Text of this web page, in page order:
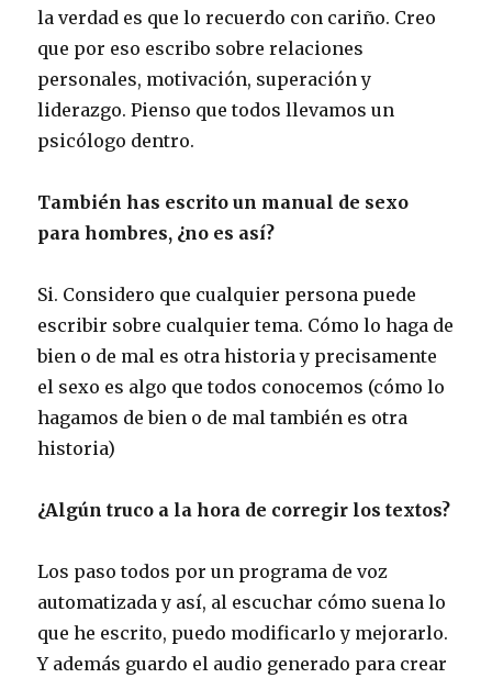
la verdad es que lo recuerdo con cariño. Creo
que por eso escribo sobre relaciones
personales, motivación, superación y
liderazgo. Pienso que todos llevamos un
psicólogo dentro.
También has escrito un manual de sexo
para hombres, ¿no es así?
Si. Considero que cualquier persona puede
escribir sobre cualquier tema. Cómo lo haga de
bien o de mal es otra historia y precisamente
el sexo es algo que todos conocemos (cómo lo
hagamos de bien o de mal también es otra
historia)
¿Algún truco a la hora de corregir los textos?
Los paso todos por un programa de voz
automatizada y así, al escuchar cómo suena lo
que he escrito, puedo modificarlo y mejorarlo.
Y además guardo el audio generado para crear